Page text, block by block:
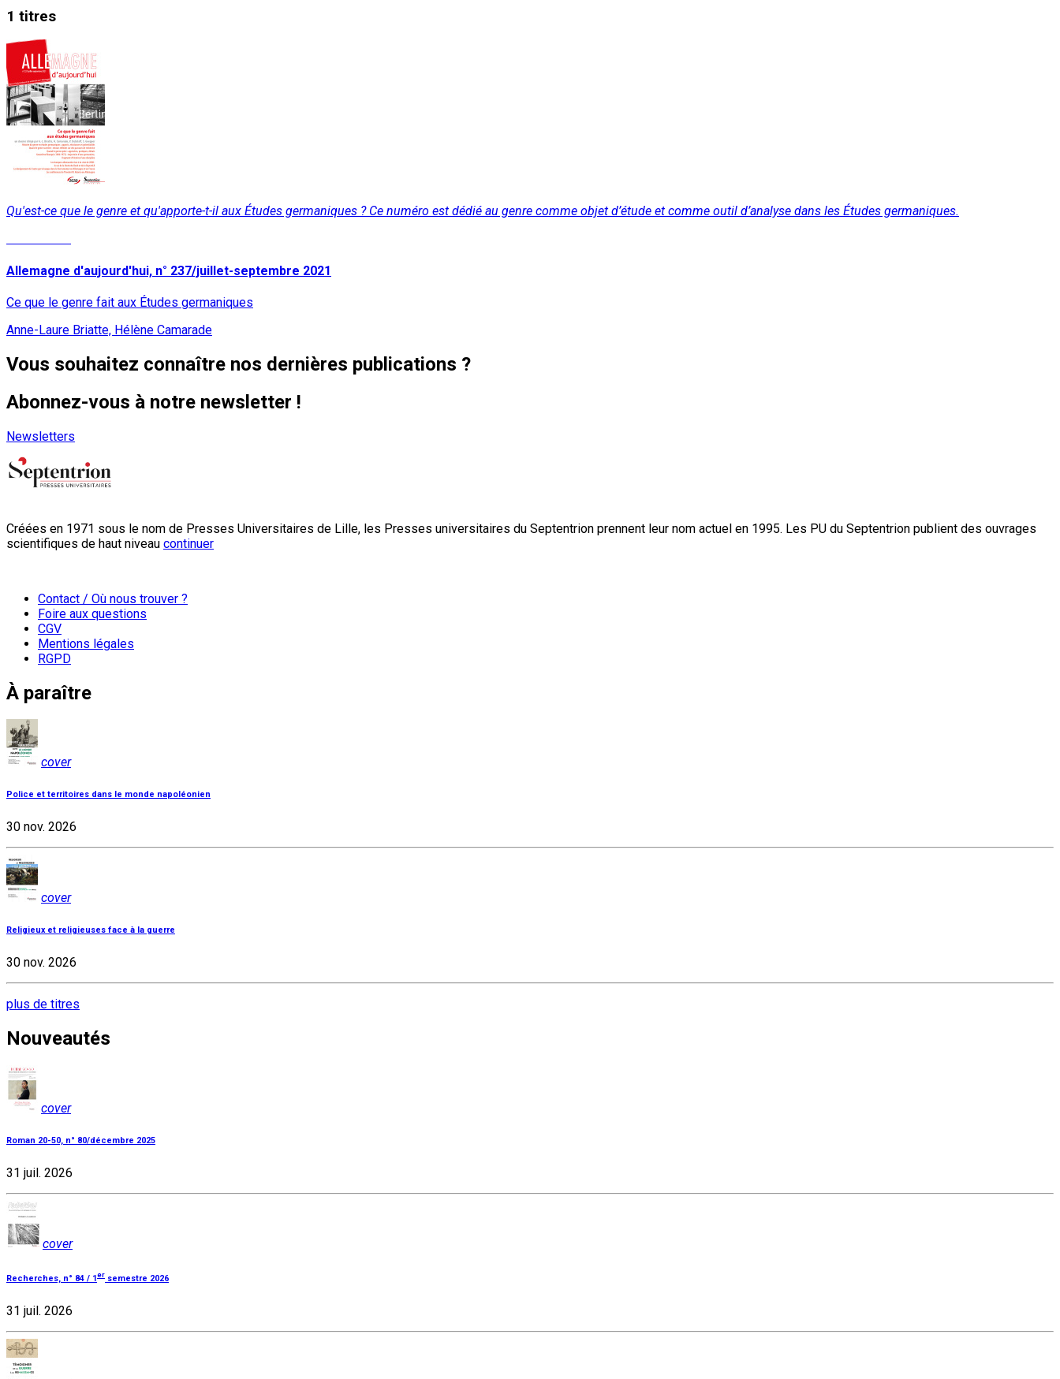
1 titres
Qu'est-ce que le genre et qu'apporte-t-il aux Études germaniques ? Ce numéro est dédié au genre comme objet d’étude et comme outil d’analyse dans les Études germaniques.
Allemagne d'aujourd'hui, n° 237/juillet-septembre 2021
Ce que le genre fait aux Études germaniques
Anne-Laure Briatte, Hélène Camarade
Vous souhaitez connaître nos dernières publications ?
Abonnez-vous à notre newsletter !
Newsletters
Créées en 1971 sous le nom de Presses Universitaires de Lille, les Presses universitaires du Septentrion prennent leur nom actuel en 1995. Les PU du Septentrion publient des ouvrages
scientifiques de haut niveau continuer
Contact / Où nous trouver ?
Foire aux questions
CGV
Mentions légales
RGPD
À paraître
cover
Police et territoires dans le monde napoléonien
30 nov. 2026
cover
Religieux et religieuses face à la guerre
30 nov. 2026
plus de titres
Nouveautés
cover
Roman 20-50, n° 80/décembre 2025
31 juil. 2026
cover
Recherches, n° 84 / 1er semestre 2026
31 juil. 2026